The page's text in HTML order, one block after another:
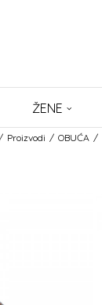
ŽENE
Proizvodi OBUĆA